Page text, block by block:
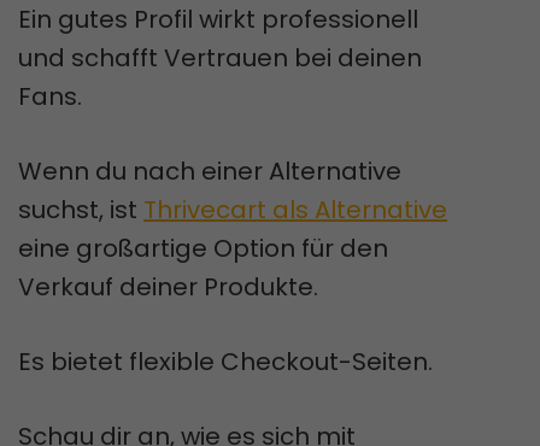
Ein gutes Profil wirkt professionell
und schafft Vertrauen bei deinen
Fans.
Wenn du nach einer Alternative
suchst, ist Thrivecart als Alternative
eine großartige Option für den
Verkauf deiner Produkte.
Es bietet flexible Checkout-Seiten.
Schau dir an, wie es sich mit